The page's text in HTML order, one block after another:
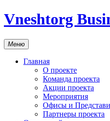
Vneshtorg
Меню
Главная
О проекте
Команда проекта
Акции проекта
Мероприятия
Офисы и
Партнеры проекта